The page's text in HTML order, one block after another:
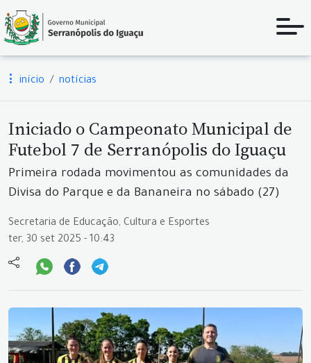
início notícias
Iniciado o Campeonato Municipal de
Futebol 7 de Serranópolis do Iguaçu
Primeira rodada movimentou as comunidades da
Divisa do Parque e da Bananeira no sábado (27)
Secretaria de Educação, Cultura e Esportes
ter, 30 set 2025 - 10:43